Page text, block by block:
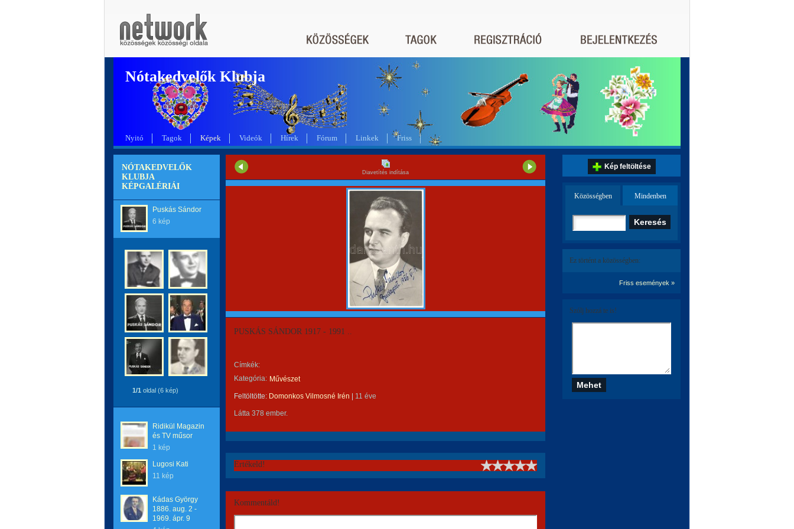
Nótakedvelők Klubja
Nyitó Tagok Képek Videók Hírek Fórum Linkek Friss
NÓTAKEDVELŐK
KLUBJA
KÉPGALÉRIÁI
Puskás Sándor
6 kép
1/1 oldal (6 kép)
Ridikül Magazin
és TV műsor
1 kép
Lugosi Kati
11 kép
Kádas György
1886. aug. 2 -
1969. ápr. 9
Diavetítés indítása
PUSKÁS SÁNDOR 1917 - 1991 ..
Címkék:
Kategória: Művészet
Feltöltötte: Domonkos Vilmosné Irén 11 éve
Látta 378 ember.
Értékeld!
Kommentáld!
Kép feltöltése
Közösségben Mindenben
Ez történt a közösségben:
Friss események »
Szólj hozzá te is!